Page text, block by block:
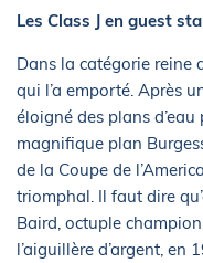
Les Class J en guest
Dans la catégorie reine
qui l’a emporté. Après
éloigné des plans
magnifique plan
de la Coupe de
triomphal. Il faut dire
Baird, octuple
l’aiguillère d’argent, en